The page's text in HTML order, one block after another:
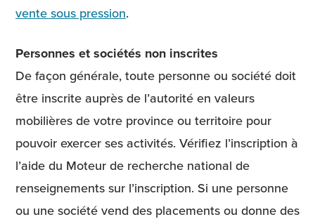
vente sous pression.
Personnes et sociétés non inscrites
De façon générale, toute personne ou société doit
être inscrite auprès de l’autorité en valeurs
mobilières de votre province ou territoire pour
pouvoir exercer ses activités. Vérifiez l’inscription à
l’aide du Moteur de recherche national de
renseignements sur l’inscription. Si une personne
ou une société vend des placements ou donne des